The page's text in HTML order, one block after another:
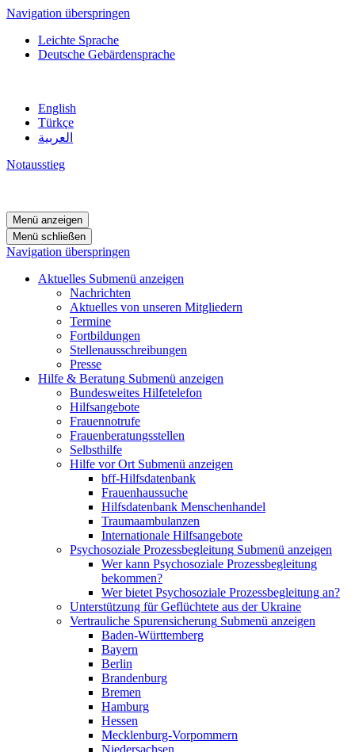
Navigation überspringen
Leichte Sprache
Deutsche Gebärdensprache
English
Türkçe
العربية
Notausstieg
Menü anzeigen
Menü schließen
Navigation überspringen
Aktuelles Submenü anzeigen
Nachrichten
Aktuelles von unseren Mitgliedern
Termine
Fortbildungen
Stellenausschreibungen
Presse
Hilfe & Beratung Submenü anzeigen
Bundesweites Hilfetelefon
Hilfsangebote
Frauennotrufe
Frauenberatungsstellen
Selbsthilfe
Hilfe vor Ort Submenü anzeigen
bff-Hilfsdatenbank
Frauenhaussuche
Hilfsdatenbank Menschenhandel
Traumaambulanzen
Internationale Hilfsangebote
Psychosoziale Prozessbegleitung Submenü anzeigen
Wer kann Psychosoziale Prozessbegleitung
bekommen?
Wer bietet Psychosoziale Prozessbegleitung an?
Unterstützung für Geflüchtete aus der Ukraine
Vertrauliche Spurensicherung Submenü anzeigen
Baden-Württemberg
Bayern
Berlin
Brandenburg
Bremen
Hamburg
Hessen
Mecklenburg-Vorpommern
Niedersachsen